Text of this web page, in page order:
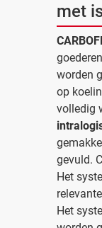
met
worden
op
volledig
gevuld.
Het
Het